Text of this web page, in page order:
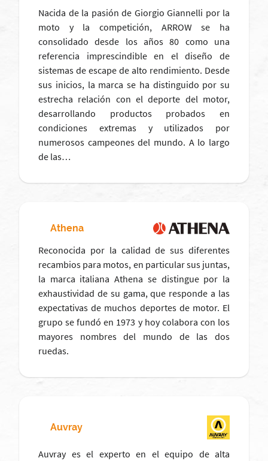
Nacida de la pasión de Giorgio Giannelli por la
moto y la competición, ARROW se ha
consolidado desde los años 80 como una
referencia imprescindible en el diseño de
sistemas de escape de alto rendimiento. Desde
sus inicios, la marca se ha distinguido por su
estrecha relación con el deporte del motor,
desarrollando productos probados en
condiciones extremas y utilizados por
numerosos campeones del mundo. A lo largo
de las…
Athena
Reconocida por la calidad de sus diferentes
recambios para motos, en particular sus juntas,
la marca italiana Athena se distingue por la
exhaustividad de su gama, que responde a las
expectativas de muchos deportes de motor. El
grupo se fundó en 1973 y hoy colabora con los
mayores nombres del mundo de las dos
ruedas.
Auvray
Auvray es el experto en el equipo de alta